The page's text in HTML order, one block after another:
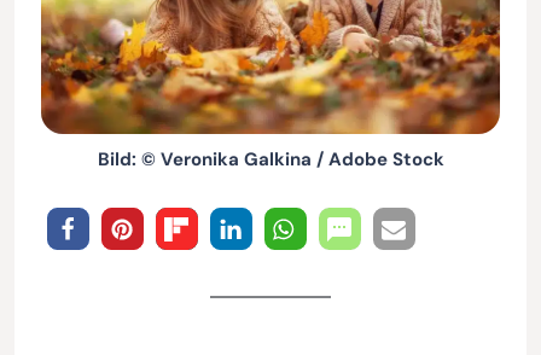
Bild: © Veronika Galkina / Adobe Stock